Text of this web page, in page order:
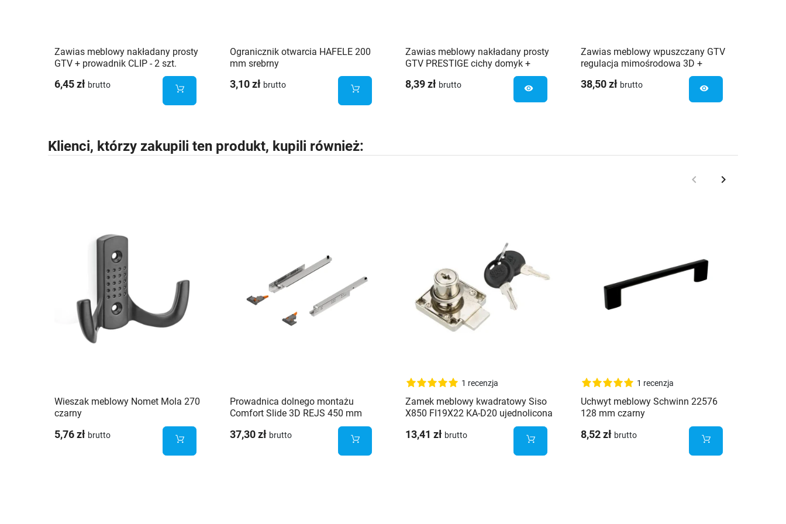
Zawias meblowy nakładany prosty
GTV + prowadnik CLIP - 2 szt.
6,45 zł brutto
Ogranicznik otwarcia HAFELE 200
mm srebrny
3,10 zł brutto
Zawias meblowy nakładany prosty
GTV PRESTIGE cichy domyk +
8,39 zł brutto visibility
Zawias meblowy wpuszczany GTV
regulacja mimośrodowa 3D +
38,50 zł brutto visibility
Klienci, którzy zakupili ten produkt, kupili również:
Poprzedni
keyboard_arrow_left Następny
keyboard_arrow_right
Wieszak meblowy Nomet Mola 270
czarny
5,76 zł brutto
Prowadnica dolnego montażu
Comfort Slide 3D REJS 450 mm
37,30 zł brutto
1 recenzja
Zamek meblowy kwadratowy Siso
X850 FI19X22 KA-D20 ujednolicona
13,41 zł brutto
1 recenzja
Uchwyt meblowy Schwinn 22576
128 mm czarny
8,52 zł brutto